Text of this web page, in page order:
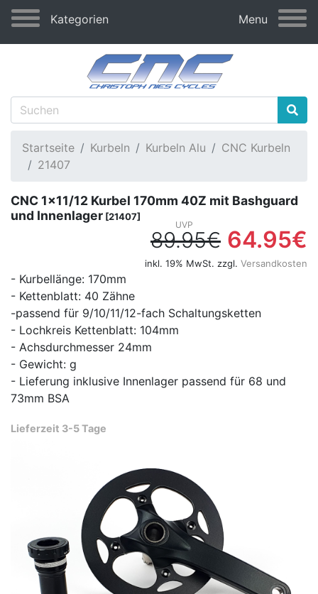
Kategorien Menu
Startseite Kurbeln Kurbeln Alu
CNC Kurbeln
21407
CNC 1x11/12 Kurbel 170mm 40Z mit Bashguard
und Innenlager [21407]
89.95€ 64.95€
inkl. 19% MwSt. zzgl. Versandkosten
- Kurbellänge: 170mm
- Kettenblatt: 40 Zähne
-passend für 9/10/11/12-fach Schaltungsketten
- Lochkreis Kettenblatt: 104mm
- Achsdurchmesser 24mm
- Gewicht: g
- Lieferung inklusive Innenlager passend für 68 und
73mm BSA
Lieferzeit 3-5 Tage